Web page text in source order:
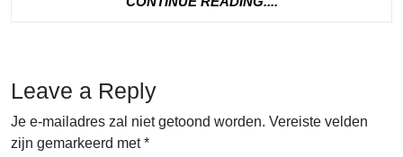
Leave a Reply
Je e-mailadres zal niet getoond worden. Vereiste velden
zijn gemarkeerd met*